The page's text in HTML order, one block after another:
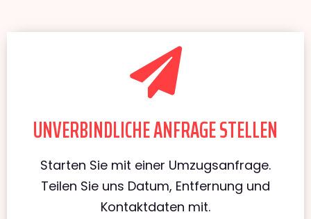
UNVERBINDLICHE ANFRAGE STELLEN
Starten Sie mit einer Umzugsanfrage.
Teilen Sie uns Datum, Entfernung und
Kontaktdaten mit.